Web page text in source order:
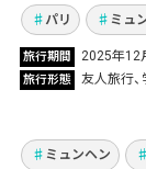
Vol.1300
パリ ミュ
旅行期間 2025年12
旅行形態 友人旅行
Vol.1299
ウィーン＆
ミュンヘン